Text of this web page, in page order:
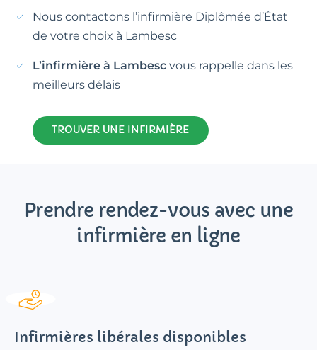
Nous contactons l’infirmière Diplômée d’État
de votre choix à Lambesc
L’infirmière à Lambesc vous rappelle dans les
meilleurs délais
TROUVER UNE INFIRMIÈRE
Prendre rendez-vous avec une
infirmière en ligne
Infirmières libérales disponibles